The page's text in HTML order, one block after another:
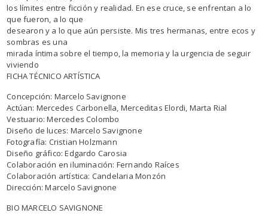
los límites entre ficción y realidad. En ese cruce, se enfrentan a lo
que fueron, a lo que
desearon y a lo que aún persiste. Mis tres hermanas, entre ecos y
sombras es una
mirada íntima sobre el tiempo, la memoria y la urgencia de seguir
viviendo
FICHA TÉCNICO ARTÍSTICA
Concepción: Marcelo Savignone
Actúan: Mercedes Carbonella, Merceditas Elordi, Marta Rial
Vestuario: Mercedes Colombo
Diseño de luces: Marcelo Savignone
Fotografía: Cristian Holzmann
Diseño gráfico: Edgardo Carosia
Colaboración en iluminación: Fernando Raíces
Colaboración artística: Candelaria Monzón
Dirección: Marcelo Savignone
BIO MARCELO SAVIGNONE